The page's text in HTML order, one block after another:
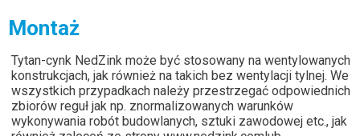
Montaż
Tytan-cynk NedZink może być stosowany na wentylowanych
konstrukcjach, jak również na takich bez wentylacji tylnej. We
wszystkich przypadkach należy przestrzegać odpowiednich
zbiorów reguł jak np. znormalizowanych warunków
wykonywania robót budowlanych, sztuki zawodowej etc., jak